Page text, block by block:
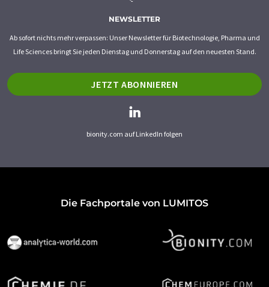
NEWSLETTER
Ab sofort nichts mehr verpassen: Unser Newsletter für Biotechnologie, Pharma und
Life Sciences bringt Sie jeden Dienstag und Donnerstag auf den neuesten Stand.
JETZT ABONNIEREN
bionity.com auf LinkedIn folgen
Die Fachportale von LUMITOS